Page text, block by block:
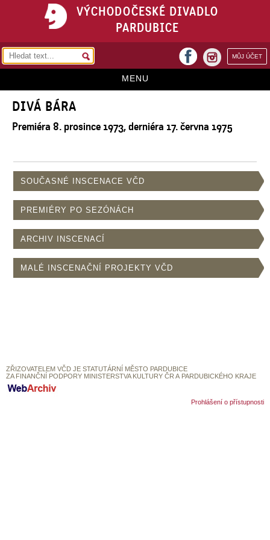
VÝCHODOČESKÉ DIVADLO
PARDUBICE
MŮJ ÚČET
facebook
MENU
PROGRAM
VSTUPENKY
PŘEDPLATNÉ
KONTAKTY
O DIVADLE
SOUBOR
DIVÁ BÁRA
Premiéra 8. prosince 1973, derniéra 17. června 1975
SOUČASNÉ INSCENACE VČD
PREMIÉRY PO SEZÓNÁCH
ARCHIV INSCENACÍ
MALÉ INSCENAČNÍ PROJEKTY VČD
ZŘIZOVATELEM VČD JE STATUTÁRNÍ MĚSTO PARDUBICE
ZA FINANČNÍ PODPORY MINISTERSTVA KULTURY ČR A PARDUBICKÉHO KRAJE
Prohlášení o přístupnosti